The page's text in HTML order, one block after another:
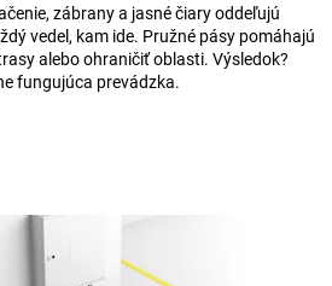
zábrany a jasné čiary oddeľujú
vedel, kam ide. Pružné pásy pomáhajú
alebo ohraničiť oblasti. Výsledok?
fungujúca prevádzka.